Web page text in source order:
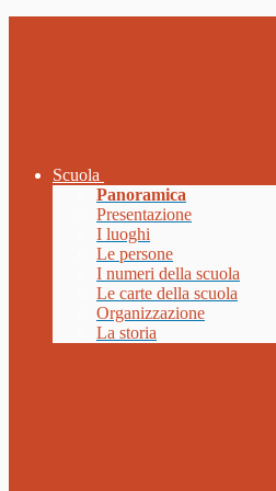
Scuola
Panoramica
Presentazione
I luoghi
Le persone
I numeri della scuola
Le carte della scuola
Organizzazione
La storia